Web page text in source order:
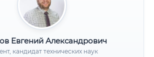
Евгений Александрович
кандидат технических наук